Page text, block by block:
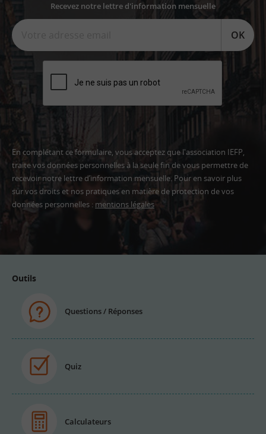
Recevez notre lettre d'information mensuelle
OK
En complétant ce formulaire, vous acceptez que l'association IEFP,
traite vos données personnelles à la seule fin de vous permettre de
recevoir notre lettre d’information mensuelle. Pour en savoir plus
sur vos droits et nos pratiques en matière de protection de vos
données personnelles : mentions légales
Outils
Questions / Réponses
Quiz
Calculateurs